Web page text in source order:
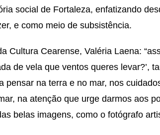
social de Fortaleza, enfatizando
e como meio de subsistência.
Cultura Cearense, Valéria Laena:
de vela que ventos queres levar?’,
pensar na terra e no mar, nos
na atenção que urge darmos aos
belas imagens, como o fotógrafo